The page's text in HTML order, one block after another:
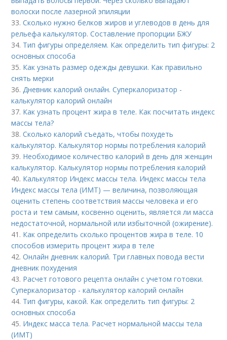
волоски после лазерной эпиляции
33.Сколько нужно белков жиров и углеводов в день для
рельефа калькулятор. Составление пропорции БЖУ
34. Тип фигуры определяем. Как определить тип фигуры: 2
основных способа
35. Как узнать размер одежды девушки. Как правильно
снять мерки
36.Дневник калорий онлайн. Суперкалоризатор -
калькулятор калорий онлайн
37. Как узнать процент жира в теле. Как посчитать индекс
массы тела?
38.Сколько калорий съедать, чтобы похудеть
калькулятор. Калькулятор нормы потребления калорий
39. Необходимое количество калорий в день для женщин
калькулятор. Калькулятор нормы потребления калорий
40. Калькулятор Индекс массы тела. Индекс массы тела
Индекс массы тела (ИМТ) — величина, позволяющая
оценить степень соответствия массы человека и его
роста и тем самым, косвенно оценить, является ли масса
недостаточной, нормальной или избыточной (ожирение).
41. Как определить сколько процентов жира в теле. 10
способов измерить процент жира в теле
42.Онлайн дневник калорий. Три главных повода вести
дневник похудения
43. Расчет готового рецепта онлайн с учетом готовки.
Суперкалоризатор - калькулятор калорий онлайн
44. Тип фигуры, какой. Как определить тип фигуры: 2
основных способа
45. Индекс масса тела. Расчет нормальной массы тела
(ИМТ)